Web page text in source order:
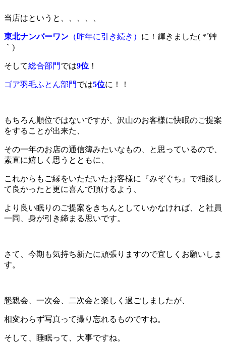
当店はというと、、、、、
東北ナンバーワン （昨年に引き続き） に！輝きました( *´艸
｀)
そして総合部門では9位 ！
ゴア羽毛ふとん部門では5位に！！
もちろん順位ではないですが、沢山のお客様に快眠のご提案
をすることが出来た、
その一年のお店の通信簿みたいなもの、と思っているので、
素直に嬉しく思うとともに、
これからもご縁をいただいたお客様に『みぞぐち』で相談し
て良かったと更に喜んで頂けるよう、
より良い眠りのご提案をきちんとしていかなければ、と社員
一同、身が引き締まる思いです。
さて、今期も気持ち新たに頑張りますので宜しくお願いしま
す。
懇親会、一次会、二次会と楽しく過ごしましたが、
相変わらず写真って撮り忘れるものですね。
そして、睡眠って、大事ですね。